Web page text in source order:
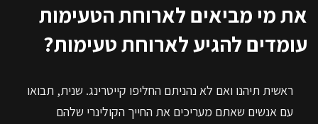
את מי מביאים לארוחת הטעימות
עומדים להגיע לארוחת טעימות?
ראשית תיהנו ואם לא נהניתם החליפו קייטרינג. שנית, תבואו
עם אנשים שאתם מעריכים את החייך הקולינרי שלהם